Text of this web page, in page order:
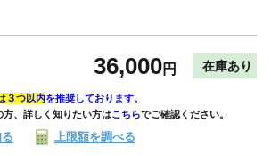
36,000円 在庫あり
３つ以内を推奨しております。
方、詳しく知りたい方はこちらでご確認ください。
上限額を調べる